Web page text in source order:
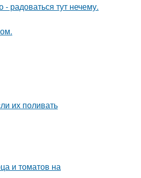
радоваться тут нечему.
их поливать
и томатов на